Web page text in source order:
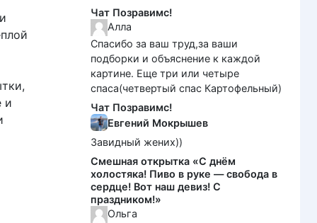
и
Чат Позравимс!
Алла
Спасибо за ваш труд,за ваши
подборки и объяснение к каждой
картине. Еще три или четыре
спаса(четвертый спас Картофельный)
Чат Позравимс!
Евгений Мокрышев
Завидный жених))
Смешная открытка «С днём
холостяка! Пиво в руке — свобода в
сердце! Вот наш девиз! С
праздником!»
Ольга